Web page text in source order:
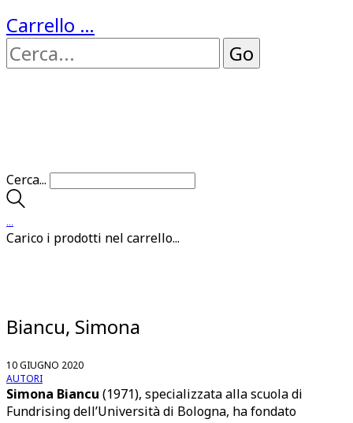
Carrello …
Cerca...
…
Carico i prodotti nel carrello...
Biancu, Simona
10 GIUGNO 2020
AUTORI
Simona Biancu (1971), specializzata alla scuola di
Fundrising dell’Università di Bologna, ha fondato